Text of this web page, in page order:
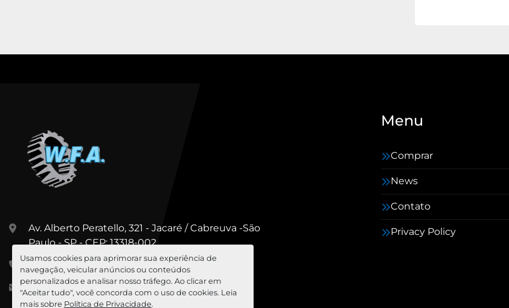
Usamos cookies para aprimorar sua experiência de
navegação, veicular anúncios ou conteúdos
personalizados e analisar nosso tráfego. Ao clicar em
"Aceitar tudo", você concorda com o uso de cookies. Leia
mais sobre Política de Privacidade.
Av. Alberto Peratello, 321 - Jacaré / Cabreuva -São
Paulo - SP - CEP: 13318-002
+55 (11) 99967-5547
cesar@wfa.com.br
Menu
Comprar
News
Contato
Privacy Policy